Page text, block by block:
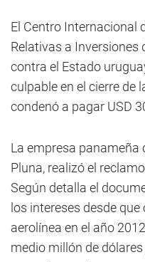
El Centro Internacional
Relativas a
contra el Estado
culpable en el cierre de
condenó a pagar USD
La empresa panameña
Pluna, realizó el
Según detalla el
los intereses desde
aerolínea en el año
medio millón de